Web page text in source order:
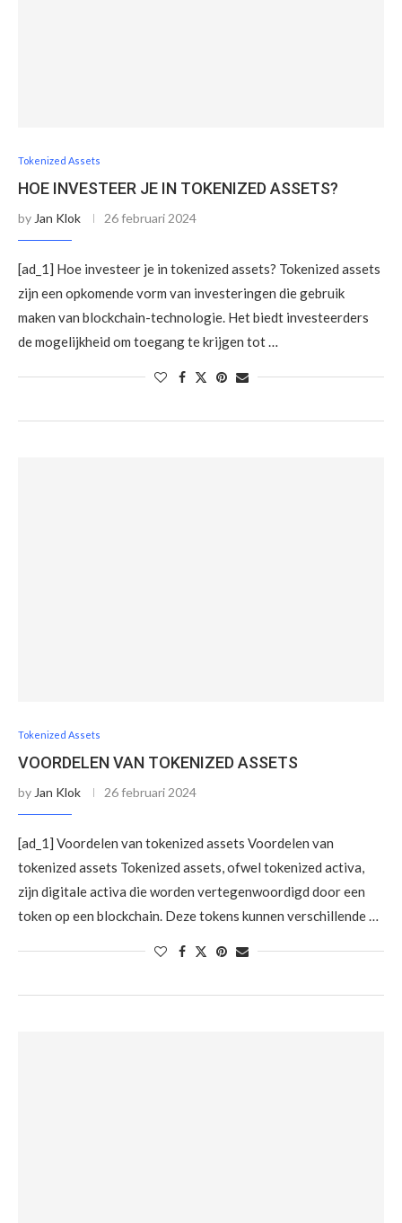
Tokenized Assets
HOE INVESTEER JE IN TOKENIZED ASSETS?
by Jan Klok 26 februari 2024
[ad_1] Hoe investeer je in tokenized assets? Tokenized assets
zijn een opkomende vorm van investeringen die gebruik
maken van blockchain-technologie. Het biedt investeerders
de mogelijkheid om toegang te krijgen tot …
Tokenized Assets
VOORDELEN VAN TOKENIZED ASSETS
by Jan Klok 26 februari 2024
[ad_1] Voordelen van tokenized assets Voordelen van
tokenized assets Tokenized assets, ofwel tokenized activa,
zijn digitale activa die worden vertegenwoordigd door een
token op een blockchain. Deze tokens kunnen verschillende …